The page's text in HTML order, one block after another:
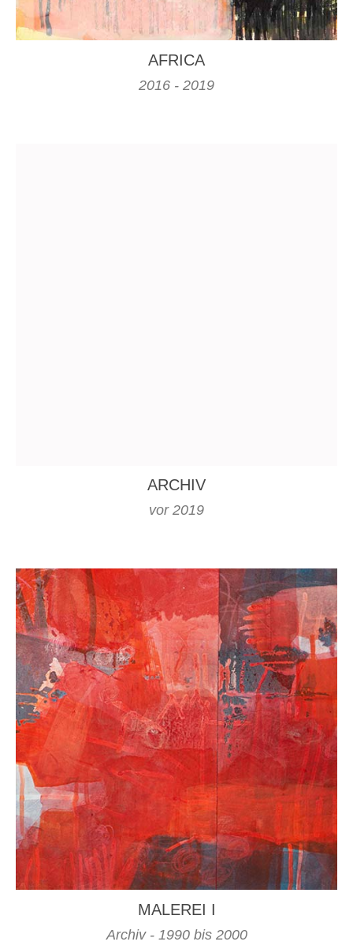
AFRICA
2016 - 2019
ARCHIV
vor 2019
MALEREI I
Archiv - 1990 bis 2000